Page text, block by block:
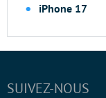
iPhone 17
SUIVEZ-NOUS